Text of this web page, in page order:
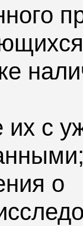
их с
о